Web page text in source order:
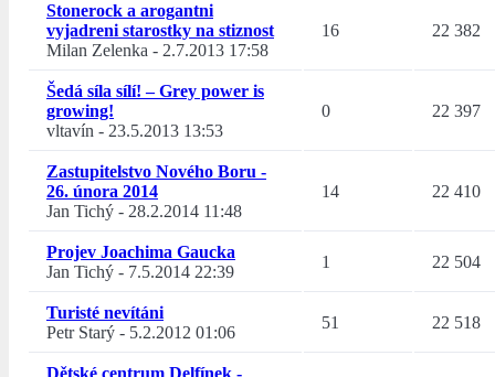
Stonerock a arogantni
vyjadreni starostky na stiznost
Milan Zelenka - 2.7.2013 17:58
16 22 382
Šedá síla sílí! – Grey power is
growing!
vltavín - 23.5.2013 13:53
0 22 397
Zastupitelstvo Nového Boru -
26. února 2014
Jan Tichý - 28.2.2014 11:48
14 22 410
Projev Joachima Gaucka
Jan Tichý - 7.5.2014 22:39
1 22 504
Turisté nevítáni
Petr Starý - 5.2.2012 01:06
51 22 518